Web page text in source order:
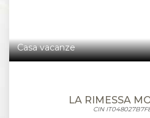
Casa vacanze
LA RIMESSA
CIN